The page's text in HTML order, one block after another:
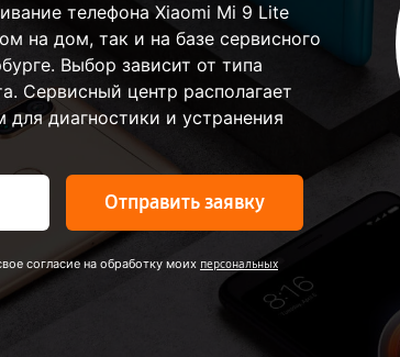
телефона Xiaomi Mi 9 Lite
на дом, так и на базе сервисного
Выбор зависит от типа
Сервисный центр располагает
диагностики и устранения
Отправить заявку
согласие на обработку моих персональных